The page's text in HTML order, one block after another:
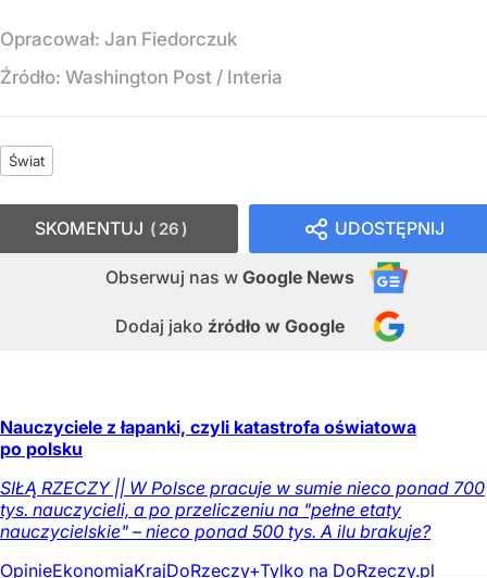
Opracował: Jan Fiedorczuk
Źródło: Washington Post / Interia
Świat
UDOSTĘPNIJ
Obserwuj nas w Google News
Dodaj jako źródło w Google
SKOMENTUJ 26
Nauczyciele z łapanki, czyli katastrofa oświatowa
po polsku
SIŁĄ RZECZY || W Polsce pracuje w sumie nieco ponad 700
tys. nauczycieli, a po przeliczeniu na "pełne etaty
nauczycielskie" – nieco ponad 500 tys. A ilu brakuje?
OpinieEkonomiaKrajDoRzeczy+Tylko na DoRzeczy.pl